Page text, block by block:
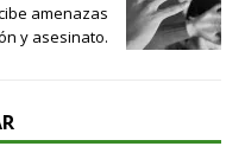
amenazas
y asesinato.